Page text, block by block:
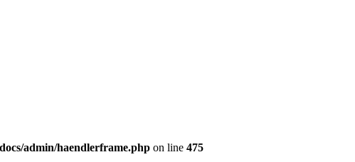
admin/haendlerframe.php on line 475